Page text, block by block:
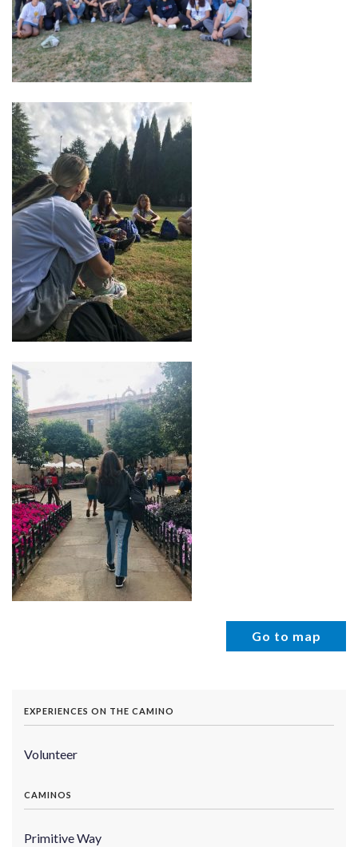
Go to map
EXPERIENCES ON THE CAMINO
Volunteer
CAMINOS
Primitive Way